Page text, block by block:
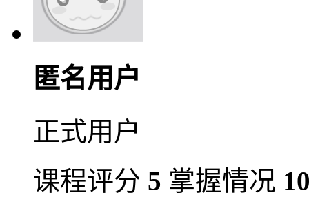
匿名用户
正式用户
课程评分 5 掌握情况